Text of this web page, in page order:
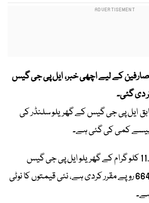
کے لیے اچھی خبر، ایل پی جی گیس
دی گئی۔
ایل پی جی گیس کے گھریلو سلنڈر کی
اوگرا نے مارچ کے لیے 11.8 کلو گرام کے گھریلو ایل پی جی گیس
سلنڈر کی قیمت 2 ہزار 664 روپے مقرر کردی ہے، نئی قیمتوں کا نوٹی